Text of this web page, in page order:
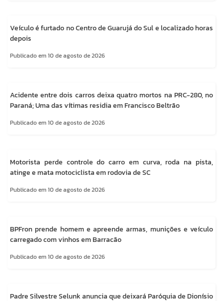
Veículo é furtado no Centro de Guarujá do Sul e localizado horas
depois
Publicado em 10 de agosto de 2026
Acidente entre dois carros deixa quatro mortos na PRC-280, no
Paraná; Uma das vítimas residia em Francisco Beltrão
Publicado em 10 de agosto de 2026
Motorista perde controle do carro em curva, roda na pista,
atinge e mata motociclista em rodovia de SC
Publicado em 10 de agosto de 2026
BPFron prende homem e apreende armas, munições e veículo
carregado com vinhos em Barracão
Publicado em 10 de agosto de 2026
Padre Silvestre Selunk anuncia que deixará Paróquia de Dionísio